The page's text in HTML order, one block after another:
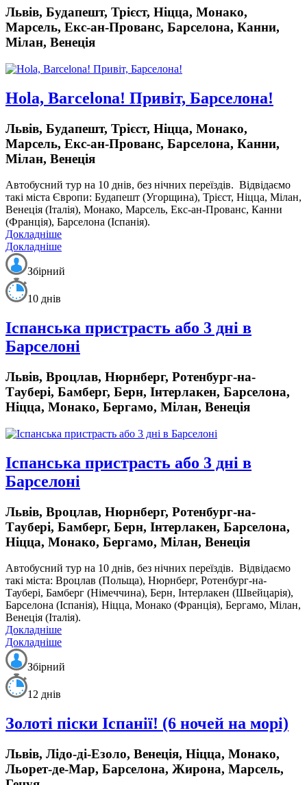
Львів, Будапешт, Трієст, Ніцца, Монако,
Марсель, Екс-ан-Прованс, Барселона, Канни,
Мілан, Венеція
Hola, Barcelona! Привіт, Барселона!
Львів, Будапешт, Трієст, Ніцца, Монако,
Марсель, Екс-ан-Прованс, Барселона, Канни,
Мілан, Венеція
Автобусний тур на 10 днів, без нічних переїздів. Відвідаємо
такі міста Європи: Будапешт (Угорщина), Трієст, Ніцца, Мілан,
Венеція (Італія), Монако, Марсель, Екс-ан-Прованс, Канни
(Франція), Барселона (Іспанія).
Докладніше
Докладніше
Збірний
10 днів
Іспанська пристрасть або 3 дні в
Барселоні
Львів, Вроцлав, Нюрнберг, Ротенбург-на-
Таубері, Бамберг, Берн, Інтерлакен, Барселона,
Ніцца, Монако, Бергамо, Мілан, Венеція
Іспанська пристрасть або 3 дні в
Барселоні
Львів, Вроцлав, Нюрнберг, Ротенбург-на-
Таубері, Бамберг, Берн, Інтерлакен, Барселона,
Ніцца, Монако, Бергамо, Мілан, Венеція
Автобусний тур на 10 днів, без нічних переїздів. Відвідаємо
такі міста: Вроцлав (Польща), Нюрнберг, Ротенбург-на-
Таубері, Бамберг (Німеччина), Берн, Інтерлакен (Швейцарія),
Барселона (Іспанія), Ніцца, Монако (Франція), Бергамо, Мілан,
Венеція (Італія).
Докладніше
Докладніше
Збірний
12 днів
Золоті піски Іспанії! (6 ночей на морі)
Львів, Лідо-ді-Езоло, Венеція, Ніцца, Монако,
Льорет-де-Мар, Барселона, Жирона, Марсель,